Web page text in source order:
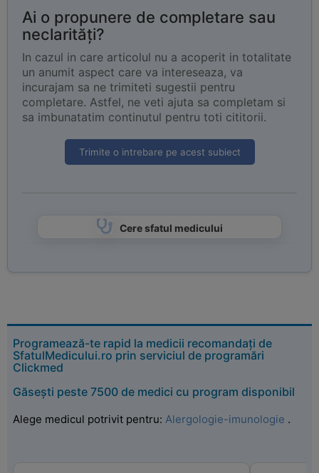
Ai o propunere de completare sau
neclarități?
In cazul in care articolul nu a acoperit in totalitate
un anumit aspect care va intereseaza, va
incurajam sa ne trimiteti sugestii pentru
completare. Astfel, ne veti ajuta sa completam si
sa imbunatatim continutul pentru toti cititorii.
Trimite o intrebare pe acest subiect
Cere sfatul medicului
Programează-te rapid la medicii recomandați de
SfatulMedicului.ro prin serviciul de programări
Clickmed
Găsești peste 7500 de medici cu program disponibil
Alege medicul potrivit pentru: Alergologie-imunologie .